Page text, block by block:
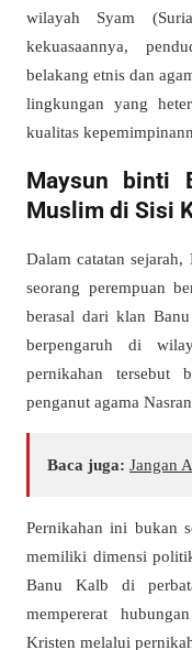
wilayah Syam
kekuasaannya,
belakang etnis dan
lingkungan yang
kualitas
Maysun binti
Muslim di Sisi
Dalam catatan
seorang perempuan
berasal dari klan
berpengaruh di
pernikahan tersebut
penganut agama
Baca juga: Jangan
Pernikahan ini bukan
memiliki dimensi
Banu Kalb di
mempererat
Kristen melalui